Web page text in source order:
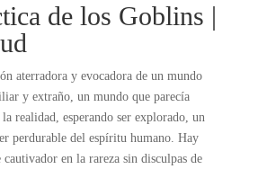
de los Goblins |
aterradora y evocadora de un mundo
y extraño, un mundo que parecía
realidad, esperando ser explorado, un
perdurable del espíritu humano. Hay
en la rareza sin disculpas de